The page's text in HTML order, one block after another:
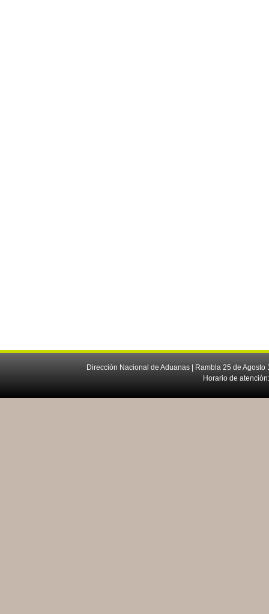
Dirección Nacional de Aduanas | Rambla 25 de
Horario de